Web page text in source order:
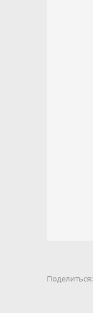
Поделиться: